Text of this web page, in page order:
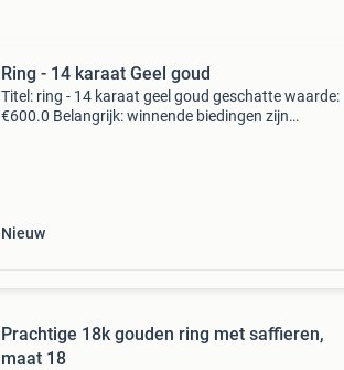
Ring - 14 karaat Geel goud
Titel: ring - 14 karaat geel goud geschatte waarde:
€600.0 Belangrijk: winnende biedingen zijn
Nieuw
Prachtige 18k gouden ring met saffieren,
maat 18